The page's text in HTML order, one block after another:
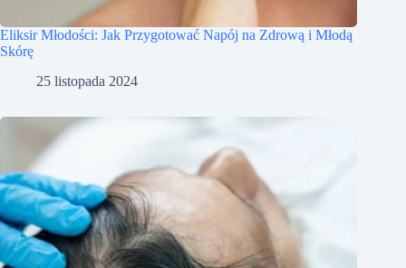
Eliksir Młodości: Jak Przygotować Napój na Zdrową i Młodą
Skórę
25 listopada 2024